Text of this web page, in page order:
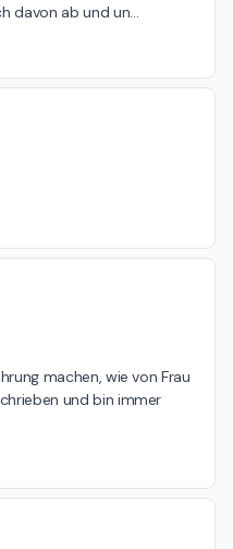
davon ab und un
machen, wie von Frau
und bin immer